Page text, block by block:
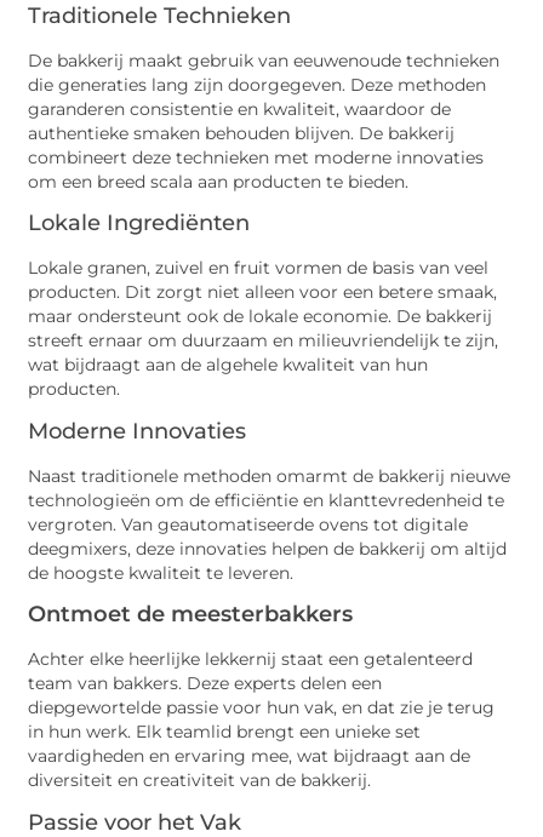
Traditionele Technieken
De bakkerij maakt gebruik van eeuwenoude technieken
die generaties lang zijn doorgegeven. Deze methoden
garanderen consistentie en kwaliteit, waardoor de
authentieke smaken behouden blijven. De bakkerij
combineert deze technieken met moderne innovaties
om een breed scala aan producten te bieden.
Lokale Ingrediënten
Lokale granen, zuivel en fruit vormen de basis van veel
producten. Dit zorgt niet alleen voor een betere smaak,
maar ondersteunt ook de lokale economie. De bakkerij
streeft ernaar om duurzaam en milieuvriendelijk te zijn,
wat bijdraagt aan de algehele kwaliteit van hun
producten.
Moderne Innovaties
Naast traditionele methoden omarmt de bakkerij nieuwe
technologieën om de efficiëntie en klanttevredenheid te
vergroten. Van geautomatiseerde ovens tot digitale
deegmixers, deze innovaties helpen de bakkerij om altijd
de hoogste kwaliteit te leveren.
Ontmoet de meesterbakkers
Achter elke heerlijke lekkernij staat een getalenteerd
team van bakkers. Deze experts delen een
diepgewortelde passie voor hun vak, en dat zie je terug
in hun werk. Elk teamlid brengt een unieke set
vaardigheden en ervaring mee, wat bijdraagt aan de
diversiteit en creativiteit van de bakkerij.
Passie voor het Vak